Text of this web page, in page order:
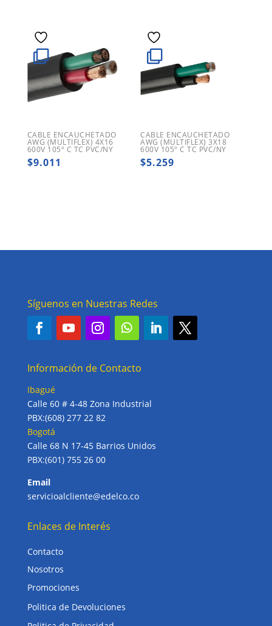
CABLE ENCAUCHETADO
AWG (MULTIFLEX) 4X16
600V 105º C TC PVC/NY
$9.011
CABLE ENCAUCHETADO
AWG (MULTIFLEX) 3X18
600V 105º C TC PVC/NY
$5.259
Síguenos en Nuestras Redes
Información de Contacto
Ibagué
Calle 60 # 4-48 Zona Industrial
PBX:(608) 277 22 82
Bogotá
Calle 68 N 17-45 Barrios Unidos
PBX:(601) 755 26 00
Email
servicioalcliente@edelco.co
Enlaces de Interés
Contacto
Nosotros
Promociones
Politica de Devoluciones